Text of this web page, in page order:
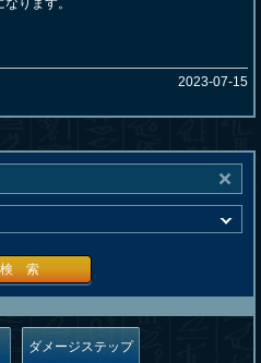
ります。
2023-07-15
検 索
ダメージステップ